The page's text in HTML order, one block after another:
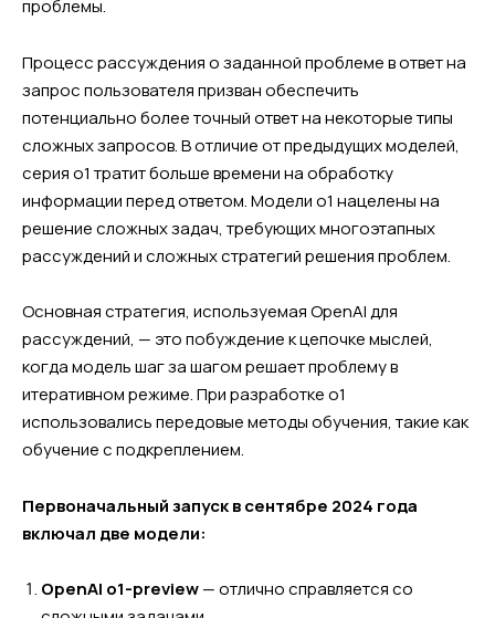
проблемы.
Процесс рассуждения о заданной проблеме в ответ на
запрос пользователя призван обеспечить
потенциально более точный ответ на некоторые типы
сложных запросов. В отличие от предыдущих моделей,
серия o1 тратит больше времени на обработку
информации перед ответом. Модели o1 нацелены на
решение сложных задач, требующих многоэтапных
рассуждений и сложных стратегий решения проблем.
Основная стратегия, используемая OpenAI для
рассуждений, — это побуждение к цепочке мыслей,
когда модель шаг за шагом решает проблему в
итеративном режиме. При разработке o1
использовались передовые методы обучения, такие как
обучение с подкреплением.
Первоначальный запуск в сентябре 2024 года
включал две модели:
OpenAI o1-preview— отлично справляется со